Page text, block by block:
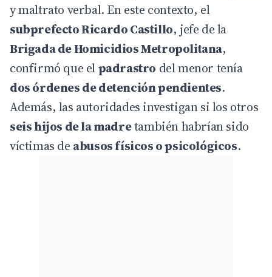
y maltrato verbal. En este contexto, el
subprefecto Ricardo Castillo, jefe de la
Brigada de Homicidios Metropolitana,
confirmó que elpadrastro del menor tenía
dos órdenes de detención pendientes.
Además, las autoridades investigan si los otros
seis hijos de la madretambién habrían sido
víctimas de abusos físicos o psicológicos.